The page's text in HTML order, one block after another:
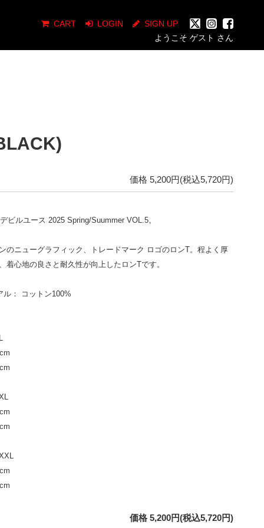
SIGN UP
LOGIN
CART
ようこそ ゲスト さん
価格 5,200円(税込5,720円)
ビルユース 2025 Spring/Suummer VOL.5。
のニューグラフィック、トレードマーク ロゴのロンT。程よく厚
着心地の良さと耐久性が向上したロンTです。
ル： コットン100%
価格 5,200円(税込5,720円)